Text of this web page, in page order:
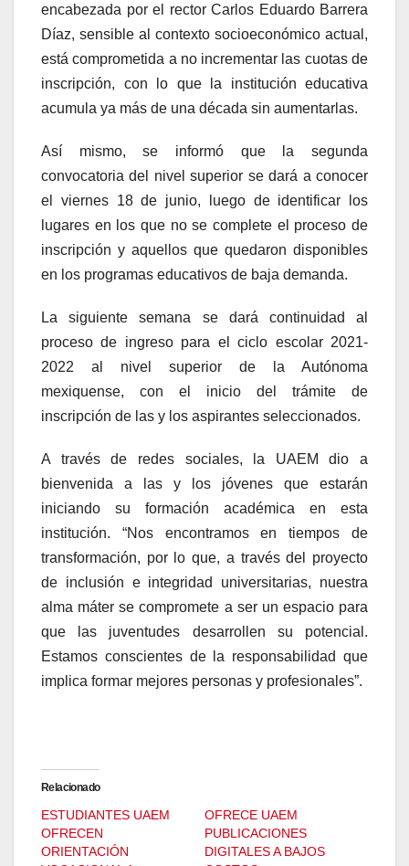
encabezada por el rector Carlos Eduardo Barrera
Díaz, sensible al contexto socioeconómico actual,
está comprometida a no incrementar las cuotas de
inscripción, con lo que la institución educativa
acumula ya más de una década sin aumentarlas.
Así mismo, se informó que la segunda
convocatoria del nivel superior se dará a conocer
el viernes 18 de junio, luego de identificar los
lugares en los que no se complete el proceso de
inscripción y aquellos que quedaron disponibles
en los programas educativos de baja demanda.
La siguiente semana se dará continuidad al
proceso de ingreso para el ciclo escolar 2021-
2022 al nivel superior de la Autónoma
mexiquense, con el inicio del trámite de
inscripción de las y los aspirantes seleccionados.
A través de redes sociales, la UAEM dio a
bienvenida a las y los jóvenes que estarán
iniciando su formación académica en esta
institución. “Nos encontramos en tiempos de
transformación, por lo que, a través del proyecto
de inclusión e integridad universitarias, nuestra
alma máter se compromete a ser un espacio para
que las juventudes desarrollen su potencial.
Estamos conscientes de la responsabilidad que
implica formar mejores personas y profesionales”.
Relacionado
ESTUDIANTES UAEM
OFRECEN
ORIENTACIÓN
OFRECE UAEM
PUBLICACIONES
DIGITALES A BAJOS